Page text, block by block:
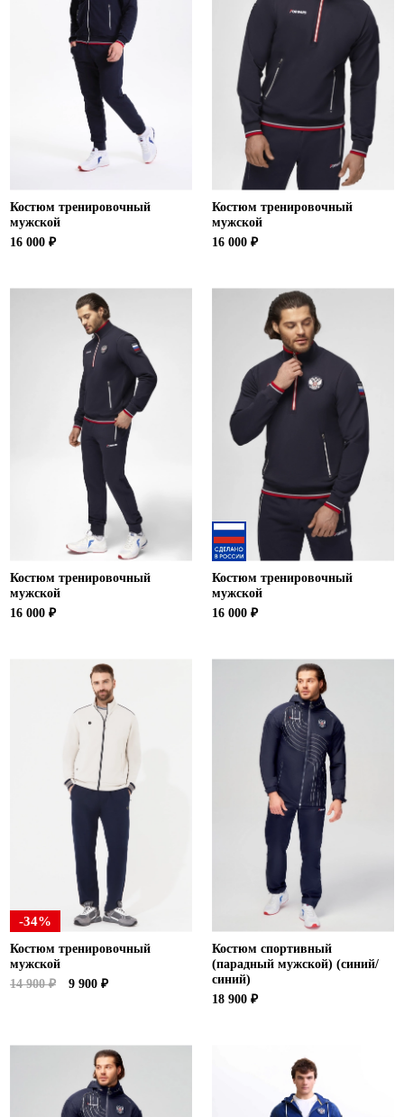
Костюм тренировочный
мужской
16 000 ₽
Костюм тренировочный
мужской
16 000 ₽
Костюм тренировочный
мужской
16 000 ₽
Костюм тренировочный
мужской
16 000 ₽
-34%
Костюм тренировочный
мужской
14 900 ₽
9 900 ₽
Костюм спортивный
(парадный мужской) (синий/
синий)
18 900 ₽